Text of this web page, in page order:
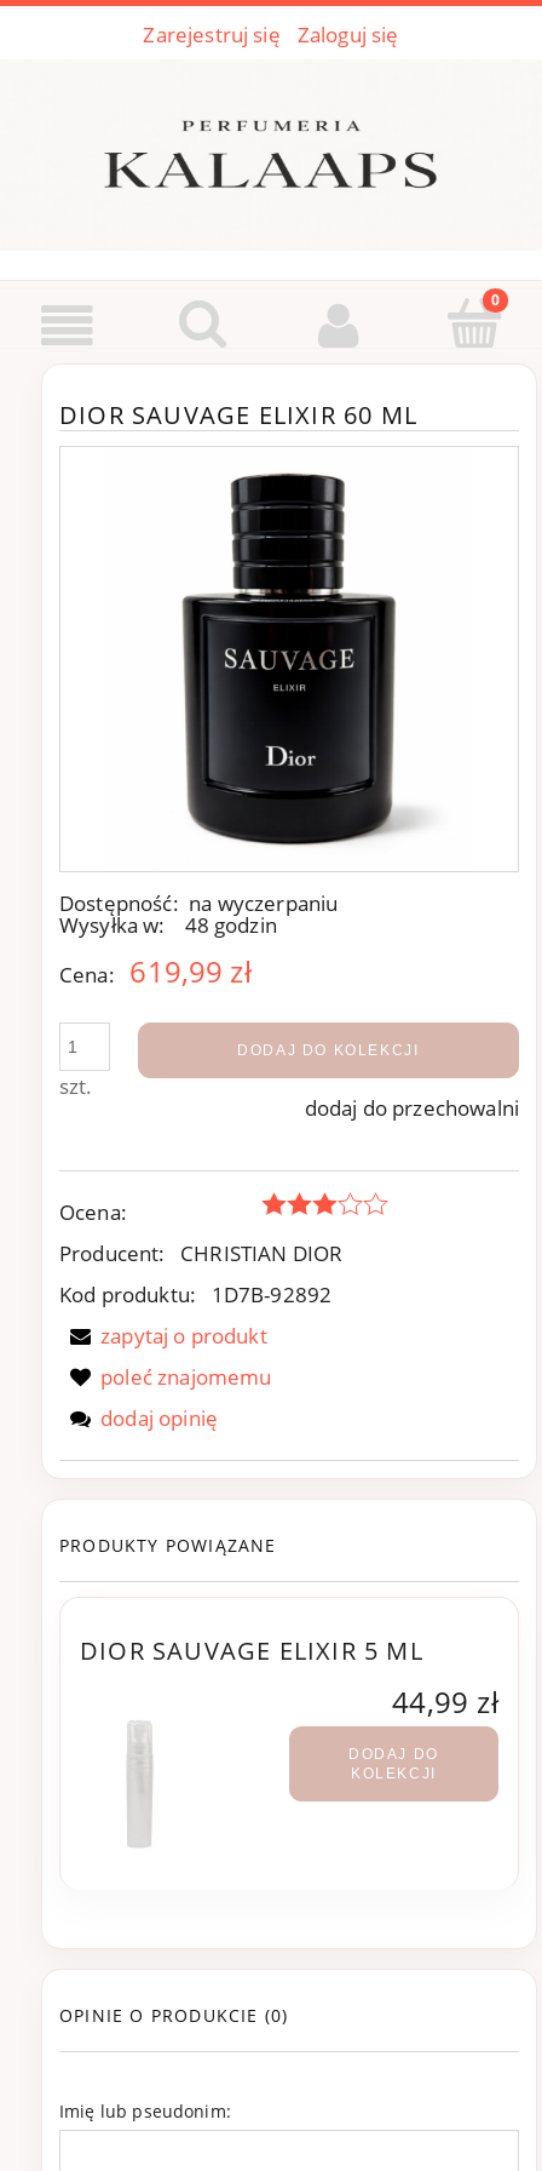
Zarejestruj się Zaloguj się
DIOR SAUVAGE ELIXIR 60 ML
Dostępność: na wyczerpaniu
Wysyłka w:
48 godzin
Cena:
619,99 zł
szt.
DODAJ DO KOLEKCJI
dodaj do przechowalni
Ocena:
Producent:
CHRISTIAN DIOR
Kod produktu:
1D7B-92892
zapytaj o produkt
poleć znajomemu
dodaj opinię
PRODUKTY POWIĄZANE
DIOR SAUVAGE ELIXIR 5 ML
44,99 zł
DODAJ DO
KOLEKCJI
OPINIE O PRODUKCIE (0)
Imię lub pseudonim: